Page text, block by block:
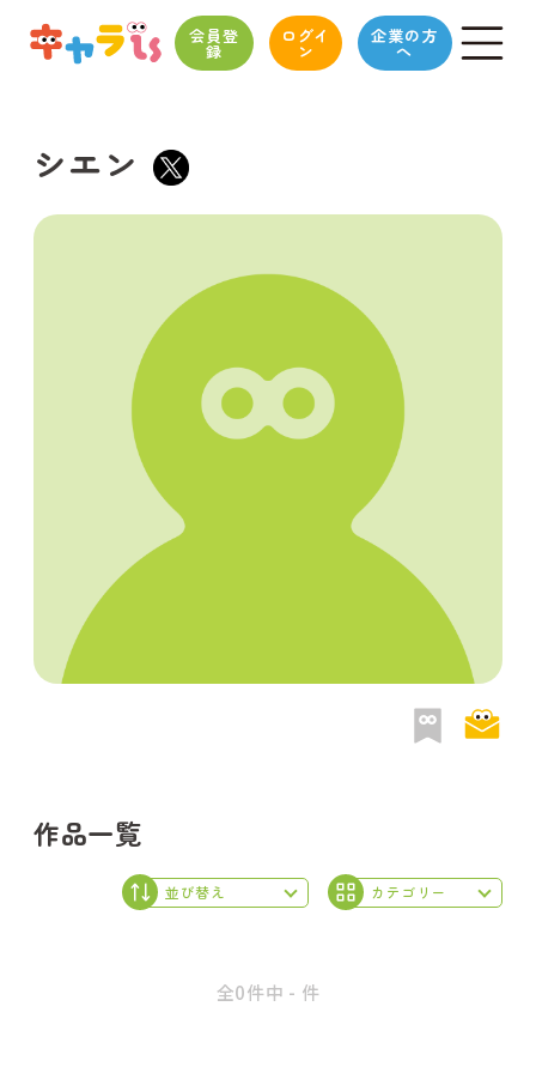
会員登
録
ログイ
ン
企業の方
へ
シエン
作品一覧
全0件中 - 件